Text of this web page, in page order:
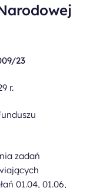
23
r.
zadań
01.04, 01.06,